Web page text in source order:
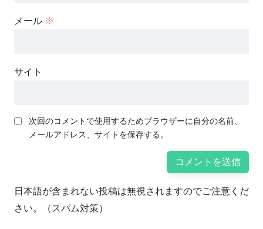
メール ※
サイト
次回のコメントで使用するためブラウザーに自分の名前、
メールアドレス、サイトを保存する。
日本語が含まれない投稿は無視されますのでご注意くだ
さい。（スパム対策）